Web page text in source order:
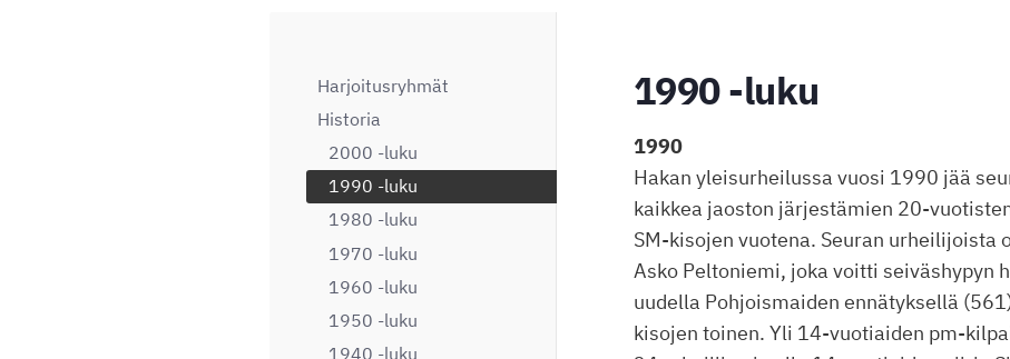
Harjoitusryhmät
Historia
2000 -luku
1990 -luku
1980 -luku
1970 -luku
1960 -luku
1950 -luku
1940 -luku
1990 -luku
1990
Hakan yleisurheilussa vuosi 1990 jää
kaikkea jaoston järjestämien 20-
SM-kisojen vuotena. Seuran urheilijoista
Asko Peltoniemi, joka voitti seiväshypyn
uudella Pohjoismaiden ennätyksellä
kisojen toinen. Yli 14-vuotiaiden pm-